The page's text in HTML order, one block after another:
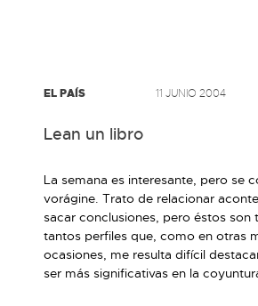
EL PAÍS 11 JUNIO 2004
Lean un libro
La semana es interesante, pero se
vorágine. Trato de relacionar
sacar conclusiones, pero éstos son
tantos perfiles que, como en otras
ocasiones, me resulta difícil
ser más significativas en la